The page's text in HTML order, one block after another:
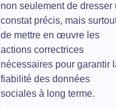
non seulement de dresser
constat précis, mais
de mettre en œuvre les
actions correctrices
nécessaires pour garantir
fiabilité des données
sociales à long terme.